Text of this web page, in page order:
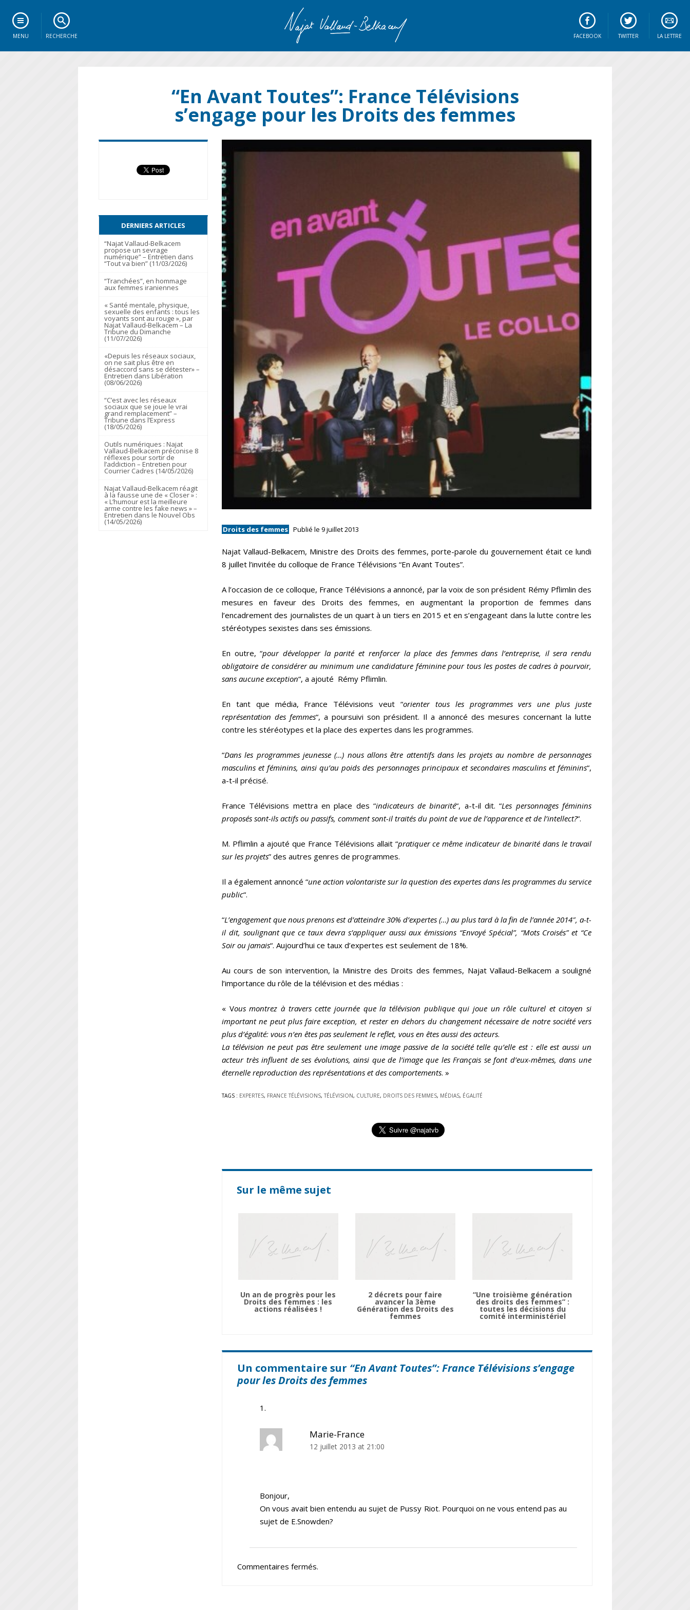
MENU RECHERCHE LA LETTRE
TWITTER
FACEBOOK
“En Avant Toutes”: France Télévisions
s’engage pour les Droits des femmes
Droits des femmes Publié le 9 juillet 2013
Najat Vallaud-Belkacem, Ministre des Droits des femmes, porte-parole du gouvernement était ce lundi
8 juillet l’invitée du colloque de France Télévisions “En Avant Toutes”.
A l’occasion de ce colloque, France Télévisions a annoncé, par la voix de son président Rémy Pflimlin des
mesures en faveur des Droits des femmes, en augmentant la proportion de femmes dans
l’encadrement des journalistes de un quart à un tiers en 2015 et en s’engageant dans la lutte contre les
stéréotypes sexistes dans ses émissions.
En outre, “pour développer la parité et renforcer la place des femmes dans l’entreprise, il sera rendu
obligatoire de considérer au minimum une candidature féminine pour tous les postes de cadres à pourvoir,
sans aucune exception“, a ajouté Rémy Pflimlin.
En tant que média, France Télévisions veut “orienter tous les programmes vers une plus juste
représentation des femmes“, a poursuivi son président. Il a annoncé des mesures concernant la lutte
contre les stéréotypes et la place des expertes dans les programmes.
“Dans les programmes jeunesse (…) nous allons être attentifs dans les projets au nombre de personnages
masculins et féminins, ainsi qu’au poids des personnages principaux et secondaires masculins et féminins“,
a-t-il précisé.
France Télévisions mettra en place des “indicateurs de binarité“, a-t-il dit. “Les personnages féminins
proposés sont-ils actifs ou passifs, comment sont-il traités du point de vue de l’apparence et de l’intellect?“.
M. Pflimlin a ajouté que France Télévisions allait “pratiquer ce même indicateur de binarité dans le travail
sur les projets” des autres genres de programmes.
Il a également annoncé “une action volontariste sur la question des expertes dans les programmes du service
public“.
“L’engagement que nous prenons est d’atteindre 30% d’expertes (…) au plus tard à la fin de l’année 2014″, a-t-
il dit, soulignant que ce taux devra s’appliquer aussi aux émissions “Envoyé Spécial”, “Mots Croisés” et “Ce
Soir ou jamais“. Aujourd’hui ce taux d’expertes est seulement de 18%.
Au cours de son intervention, la Ministre des Droits des femmes, Najat Vallaud-Belkacem a souligné
l’importance du rôle de la télévision et des médias :
« Vous montrez à travers cette journée que la télévision publique qui joue un rôle culturel et citoyen si
important ne peut plus faire exception, et rester en dehors du changement nécessaire de notre société vers
plus d’égalité: vous n’en êtes pas seulement le reflet, vous en êtes aussi des acteurs.
La télévision ne peut pas être seulement une image passive de la société telle qu’elle est : elle est aussi un
acteur très influent de ses évolutions, ainsi que de l’image que les Français se font d’eux-mêmes, dans une
éternelle reproduction des représentations et des comportements. »
TAGS : EXPERTES, FRANCE TÉLÉVISIONS, TÉLÉVISION, CULTURE, DROITS DES FEMMES, MÉDIAS, ÉGALITÉ
Sur le même sujet
Un an de progrès pour les
Droits des femmes : les
actions réalisées !
2 décrets pour faire
avancer la 3ème
Génération des Droits des
femmes
“Une troisième génération
des droits des femmes” :
toutes les décisions du
comité interministériel
Un commentaire sur “En Avant Toutes”: France Télévisions s’engage
pour les Droits des femmes
Marie-France
12 juillet 2013 at 21:00
Bonjour,
On vous avait bien entendu au sujet de Pussy Riot. Pourquoi on ne vous entend pas au
sujet de E.Snowden?
Commentaires fermés.
DERNIERS ARTICLES
“Najat Vallaud-Belkacem
propose un sevrage
numérique” – Entretien dans
“Tout va bien” (11/03/2026)
“Tranchées”, en hommage
aux femmes iraniennes
« Santé mentale, physique,
sexuelle des enfants : tous les
voyants sont au rouge », par
Najat Vallaud-Belkacem – La
Tribune du Dimanche
(11/07/2026)
«Depuis les réseaux sociaux,
on ne sait plus être en
désaccord sans se détester» –
Entretien dans Libération
(08/06/2026)
“C’est avec les réseaux
sociaux que se joue le vrai
grand remplacement” –
Tribune dans l’Express
(18/05/2026)
Outils numériques : Najat
Vallaud-Belkacem préconise 8
réflexes pour sortir de
l’addiction – Entretien pour
Courrier Cadres (14/05/2026)
Najat Vallaud-Belkacem réagit
à la fausse une de « Closer » :
« L’humour est la meilleure
arme contre les fake news » –
Entretien dans le Nouvel Obs
(14/05/2026)